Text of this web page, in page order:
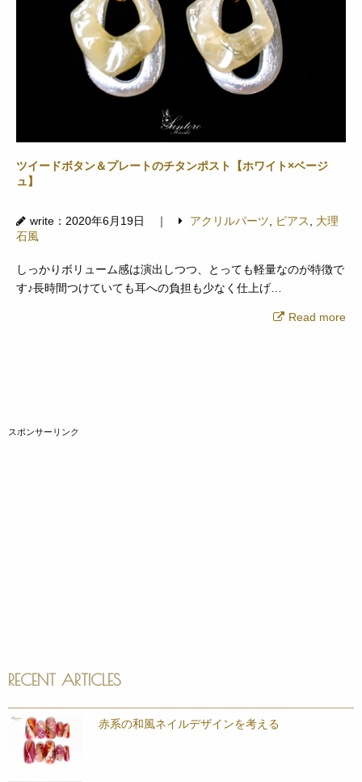
ツイードボタン＆プレートのチタンポスト【ホワイト×ベージ
ュ】
write：2020年6月19日 ｜ アクリルパーツ, ピアス , 大理
石風
しっかりボリューム感は演出しつつ、とっても軽量なのが特徴で
す♪長時間つけていても耳への負担も少なく仕上げ…
Read more
スポンサーリンク
RECENT ARTICLES
赤系の和風ネイルデザインを考える